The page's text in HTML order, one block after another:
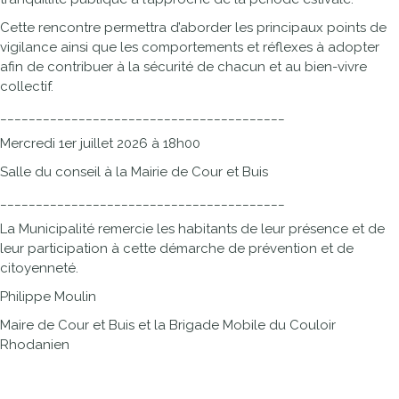
Cette rencontre permettra d’aborder les principaux points de
vigilance ainsi que les comportements et réflexes à adopter
afin de contribuer à la sécurité de chacun et au bien-vivre
collectif.
Mercredi 1er juillet 2026 à 18h00
Salle du conseil à la Mairie de Cour et Buis
La Municipalité remercie les habitants de leur présence et de
leur participation à cette démarche de prévention et de
citoyenneté.
Philippe Moulin
Maire de Cour et Buis et la Brigade Mobile du Couloir
Rhodanien